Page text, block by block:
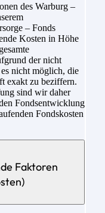
des Warburg –
– Fonds
Kosten in Höhe
der nicht
nicht möglich, die
exakt zu beziffern.
sind wir daher
Fondsentwicklung
Fondskosten
Faktoren